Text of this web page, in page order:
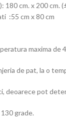
cm. x 200 cm.
:55 cm x 80 cm
maxima de
de pat, la o
deoarece pot
grade.